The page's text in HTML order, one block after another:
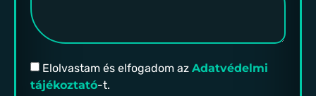
Elolvastam és elfogadom az Adatvédelmi
tájékoztató-t.